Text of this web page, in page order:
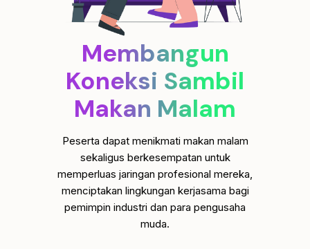
Membangun
Koneksi Sambil
Makan Malam
Peserta dapat menikmati makan malam
sekaligus berkesempatan untuk
memperluas jaringan profesional mereka,
menciptakan lingkungan kerjasama bagi
pemimpin industri dan para pengusaha
muda.